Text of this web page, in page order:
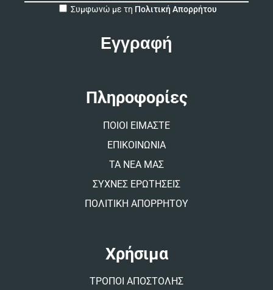
Συμφωνώ με τη Πολιτική Απορρήτου
Πληροφορίες
ΠΟΙΟΙ ΕΙΜΑΣΤΕ
ΕΠΙΚΟΙΝΩΝΙΑ
ΤΑ ΝΕΑ ΜΑΣ
ΣΥΧΝΕΣ ΕΡΩΤΗΣΕΙΣ
ΠΟΛΙΤΙΚΗ ΑΠΟΡΡΗΤΟΥ
Χρήσιμα
ΤΡΟΠΟΙ ΑΠΟΣΤΟΛΗΣ